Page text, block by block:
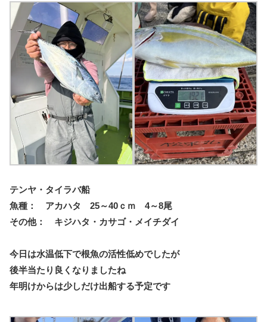
テンヤ・タイラバ船
魚種： アカハタ 25～40ｃｍ 4～8尾
その他： キジハタ・カサゴ・メイチダイ
今日は水温低下で根魚の活性低めでしたが
後半当たり良くなりましたね
年明けからは少しだけ出船する予定です